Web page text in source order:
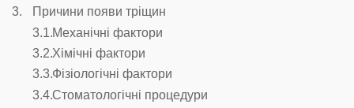
Причини появи тріщин
Механічні фактори
Хімічні фактори
Фізіологічні фактори
Стоматологічні процедури